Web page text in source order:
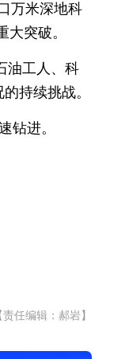
万米深地科
突破。
油工人、科
持续挑战。
钻进。
责任编辑：郝岩】